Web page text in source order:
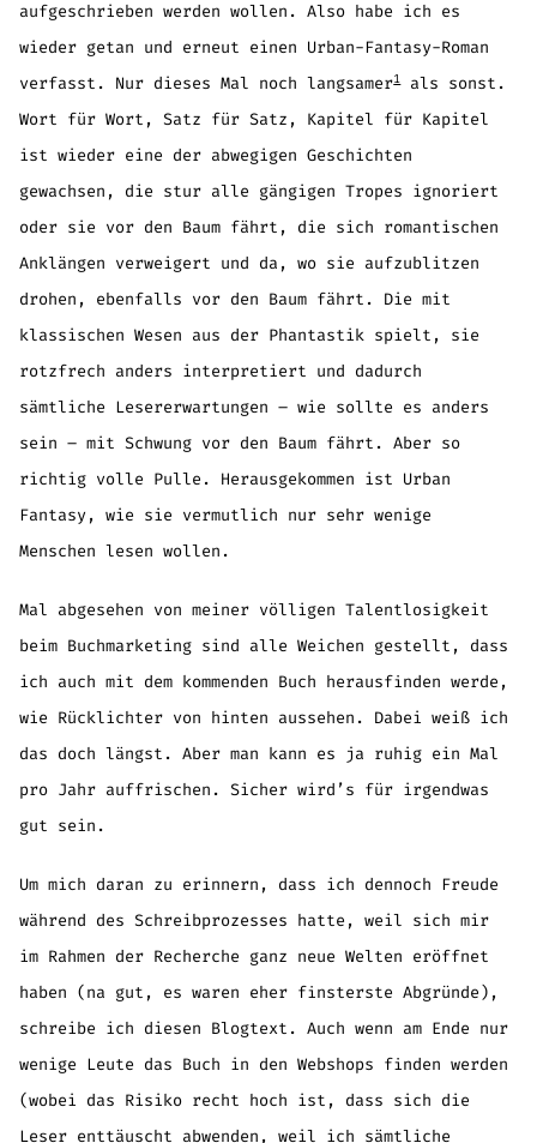
aufgeschrieben werden wollen. Also habe ich es
wieder getan und erneut einen Urban-Fantasy-Roman
verfasst. Nur dieses Mal noch langsamer1als sonst.
Wort für Wort, Satz für Satz, Kapitel für Kapitel
ist wieder eine der abwegigen Geschichten
gewachsen, die stur alle gängigen Tropes ignoriert
oder sie vor den Baum fährt, die sich romantischen
Anklängen verweigert und da, wo sie aufzublitzen
drohen, ebenfalls vor den Baum fährt. Die mit
klassischen Wesen aus der Phantastik spielt, sie
rotzfrech anders interpretiert und dadurch
sämtliche Lesererwartungen – wie sollte es anders
sein – mit Schwung vor den Baum fährt. Aber so
richtig volle Pulle. Herausgekommen ist Urban
Fantasy, wie sie vermutlich nur sehr wenige
Menschen lesen wollen.
Mal abgesehen von meiner völligen Talentlosigkeit
beim Buchmarketing sind alle Weichen gestellt, dass
ich auch mit dem kommenden Buch herausfinden werde,
wie Rücklichter von hinten aussehen. Dabei weiß ich
das doch längst. Aber man kann es ja ruhig ein Mal
pro Jahr auffrischen. Sicher wird’s für irgendwas
gut sein.
Um mich daran zu erinnern, dass ich dennoch Freude
während des Schreibprozesses hatte, weil sich mir
im Rahmen der Recherche ganz neue Welten eröffnet
haben (na gut, es waren eher finsterste Abgründe),
schreibe ich diesen Blogtext. Auch wenn am Ende nur
wenige Leute das Buch in den Webshops finden werden
(wobei das Risiko recht hoch ist, dass sich die
Leser enttäuscht abwenden, weil ich sämtliche